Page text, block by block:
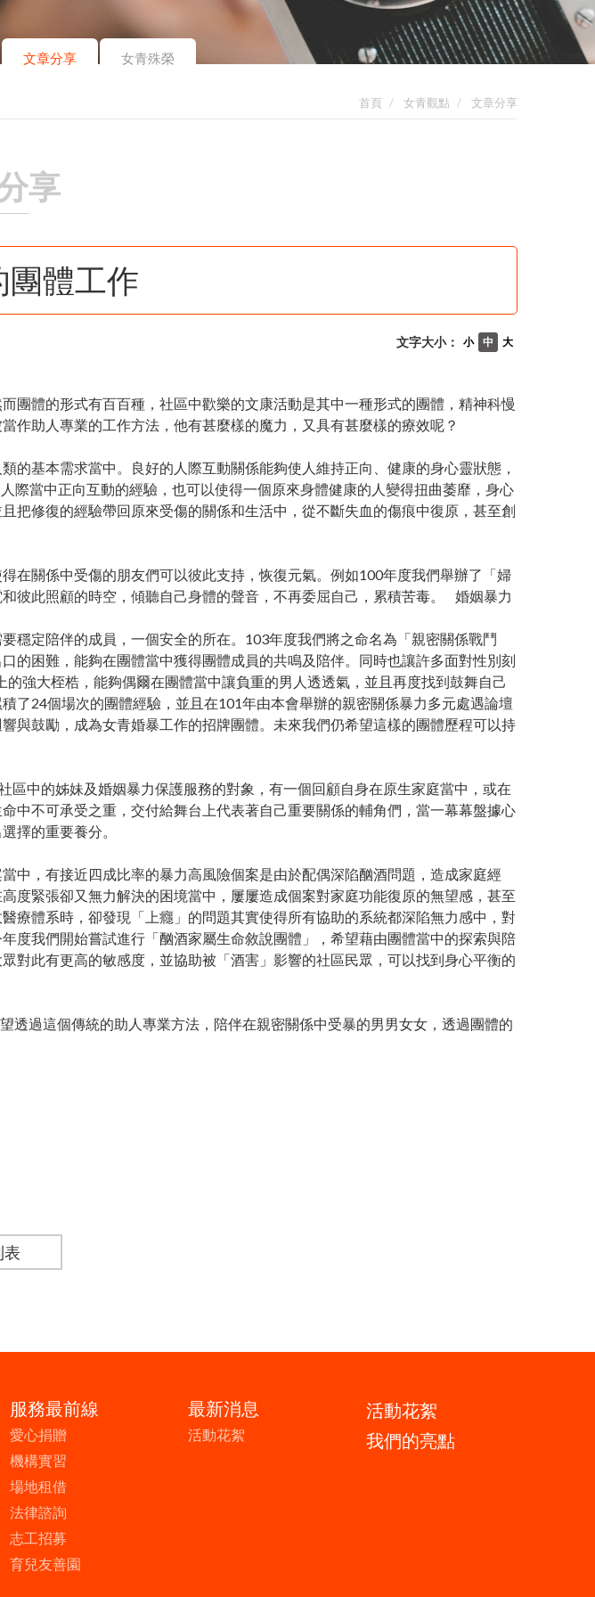
文章分享 女青殊榮
首頁 女青觀點 文章分享
享
團體工作
大
中
小
文字大小：
體的形式有百百種，社區中歡樂的文康活動是其中一種形式的團體，精神科慢
作助人專業的工作方法，他有甚麼樣的魔力，又具有甚麼樣的療效呢？
基本需求當中。良好的人際互動關係能夠使人維持正向、健康的身心靈狀態，
當中正向互動的經驗，也可以使得一個原來身體健康的人變得扭曲萎靡，身心
把修復的經驗帶回原來受傷的關係和生活中，從不斷失血的傷痕中復原，甚至創
關係中受傷的朋友們可以彼此支持，恢復元氣。例如100年度我們舉辦了「婦
彼此照顧的時空，傾聽自己身體的聲音，不再委屈自己，累積苦毒。 婚姻暴力
定陪伴的成員，一個安全的所在。103年度我們將之命名為「親密關係戰鬥
的困難，能夠在團體當中獲得團體成員的共鳴及陪伴。同時也讓許多面對性別刻
強大桎梏，能夠偶爾在團體當中讓負重的男人透透氣，並且再度找到鼓舞自己
了24個場次的團體經驗，並且在101年由本會舉辦的親密關係暴力多元處遇論壇
與鼓勵，成為女青婚暴工作的招牌團體。未來我們仍希望這樣的團體歷程可以持
中的姊妹及婚姻暴力保護服務的對象，有一個回顧自身在原生家庭當中，或在
中不可承受之重，交付給舞台上代表著自己重要關係的輔角們，當一幕幕盤據心
擇的重要養分。
，有接近四成比率的暴力高風險個案是由於配偶深陷酗酒問題，造成家庭經
度緊張卻又無力解決的困境當中，屢屢造成個案對家庭功能復原的無望感，甚至
療體系時，卻發現「上癮」的問題其實使得所有協助的系統都深陷無力感中，對
度我們開始嘗試進行「酗酒家屬生命敘說團體」，希望藉由團體當中的探索與陪
對此有更高的敏感度，並協助被「酒害」影響的社區民眾，可以找到身心平衡的
過這個傳統的助人專業方法，陪伴在親密關係中受暴的男男女女，透過團體的
表
服務最前線
愛心捐贈
機構實習
場地租借
法律諮詢
志工招募
育兒友善園
最新消息
活動花絮
活動花絮
我們的亮點